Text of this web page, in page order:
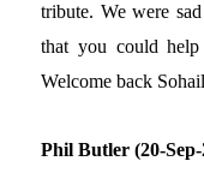
tribute. We were
that you could
Welcome back
Phil Butler (20-